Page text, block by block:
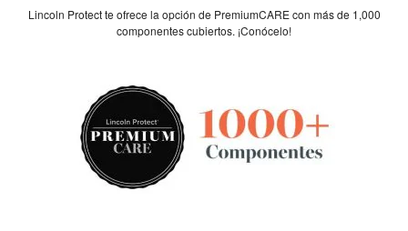
Lincoln Protect te ofrece la opción de PremiumCARE con más de 1,000
componentes cubiertos. ¡Conócelo!